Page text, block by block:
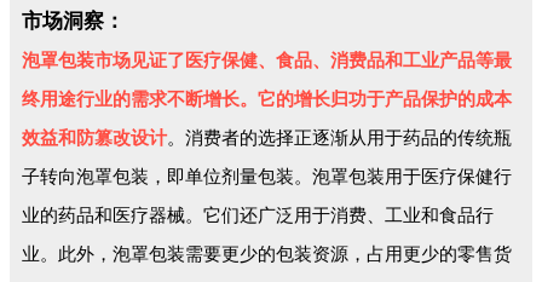
市场洞察：
泡罩包装市场见证了医疗保健、食品、消费品和工业产品等最
终用途行业的需求不断增长。它的增长归功于产品保护的成本
效益和防篡改设计。消费者的选择正逐渐从用于药品的传统瓶
子转向泡罩包装，即单位剂量包装。泡罩包装用于医疗保健行
业的药品和医疗器械。它们还广泛用于消费、工业和食品行
业。此外，泡罩包装需要更少的包装资源，占用更少的零售货